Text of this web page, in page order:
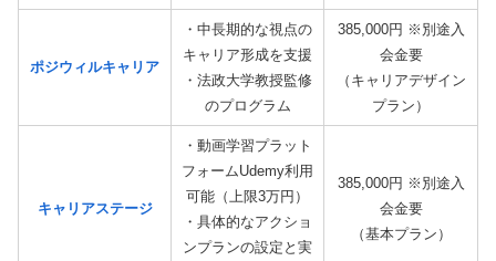
ポジウィルキャリア
・中長期的な視点の
キャリア形成を支援
・法政大学教授監修
のプログラム
385,000円 ※別途入
会金要
（キャリアデザイン
プラン）
キャリアステージ
・動画学習プラット
フォームUdemy利用
可能（上限3万円）
・具体的なアクショ
ンプランの設定と実
385,000円 ※別途入
会金要
（基本プラン）